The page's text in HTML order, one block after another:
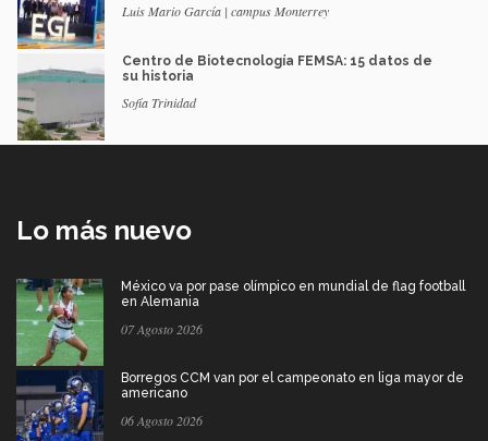
Luis Mario García | campus Monterrey
Centro de Biotecnología FEMSA: 15 datos de
su historia
Sofía Trinidad
Lo más nuevo
México va por pase olímpico en mundial de flag football
en Alemania
07 Agosto 2026
Borregos CCM van por el campeonato en liga mayor de
americano
06 Agosto 2026